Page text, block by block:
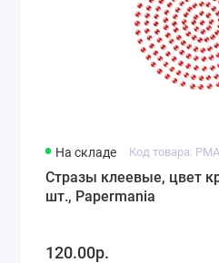
На складе Код товара:
Стразы клеевые, цвет
шт., Papermania
120.00р.